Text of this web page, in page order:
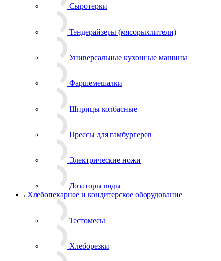
Сыротерки
Тендерайзеры (мясорыхлители)
Универсальные кухонные машины
Фаршемешалки
Шприцы колбасные
Прессы для гамбургеров
Электрические ножи
Дозаторы воды
Хлебопекарное и кондитерское оборудование
Тестомесы
Хлеборезки